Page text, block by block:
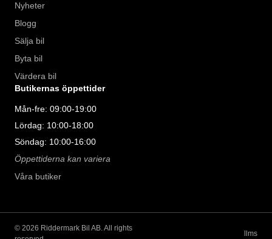
Nyheter
Blogg
Sälja bil
Byta bil
Värdera bil
Butikernas öppettider
Mån-fre: 09:00-19:00
Lördag: 10:00-18:00
Söndag: 10:00-16:00
Öppettiderna kan variera
Våra butiker
© 2026 Riddermark Bil AB. All rights
llms